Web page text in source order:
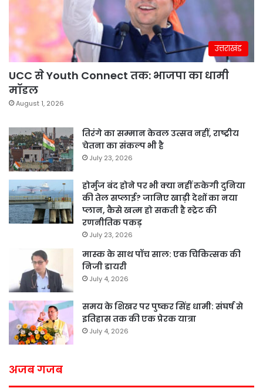
उत्तराखंड
UCC से Youth Connect तक: भाजपा का धामी
मॉडल
August 1, 2026
तिरंगे का सम्मान केवल उत्सव नहीं, राष्ट्रीय
चेतना का संकल्प भी है
July 23, 2026
होर्मुज बंद होने पर भी क्या नहीं रुकेगी दुनिया
की तेल सप्लाई? जानिए खाड़ी देशों का नया
प्लान, कैसे खत्म हो सकती है स्ट्रेट की
रणनीतिक पकड़
July 23, 2026
मास्क के साथ पॉच साल: एक चिकित्सक की
निजी डायरी
July 4, 2026
समय के शिखर पर पुष्कर सिंह धामी: संघर्ष से
इतिहास तक की एक प्रेरक यात्रा
July 4, 2026
अजब गजब